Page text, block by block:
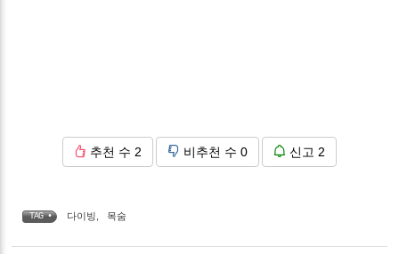
추천 수 2 비추천 수 0 신고 2
TAG • 다이빙 목숨